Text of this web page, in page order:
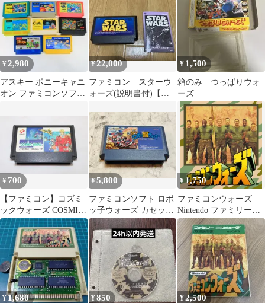
¥2,980
アスキー ポニーキャニ
オン ファミコンソフト
¥22,000
ファミコン スターウ
ォーズ(説明書付)【お
¥ 1,500
箱のみ つっぱりウォ
ーズ
¥ 700
【ファミコン】コズミ
ックウォーズ COSMIC
WARS
¥5,800
ファミコンソフト ロボ
ッ子ウォーズ カセット
のみ
¥1,750
ファミコンウォーズ
Nintendo ファミリーコ
ンピュータ HVC-FW
¥1,680 ¥850 ¥2,500